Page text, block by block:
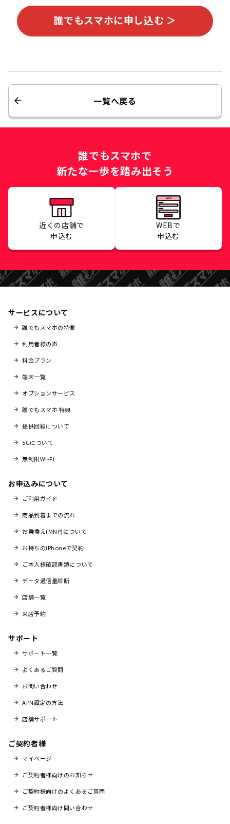
誰でもスマホに申し込む ＞
一覧へ戻る
誰でもスマホで
新たな一歩を踏み出そう
近くの店舗で
申込む
WEBで
申込む
サービスについて
誰でもスマホの特徴
利用者様の声
料金プラン
端末一覧
オプションサービス
誰でもスマホ 特典
提供回線について
5Gについて
無制限Wi-Fi
お申込みについて
ご利用ガイド
商品到着までの流れ
お乗換え(MNP)について
お持ちのiPhoneで契約
ご本人様確認書類について
データ通信量診断
店舗一覧
来店予約
サポート
サポート一覧
よくあるご質問
お問い合わせ
APN設定の方法
店舗サポート
ご契約者様
マイページ
ご契約者様向けのお知らせ
ご契約様向けのよくあるご質問
ご契約者様向け問い合わせ